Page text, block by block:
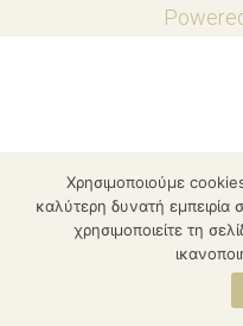
Χρησιμοποιούμε
καλύτερη δυνατή εμπειρία
χρησιμοποιείτε τη